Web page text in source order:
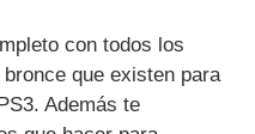
con todos los
que existen para
Además te